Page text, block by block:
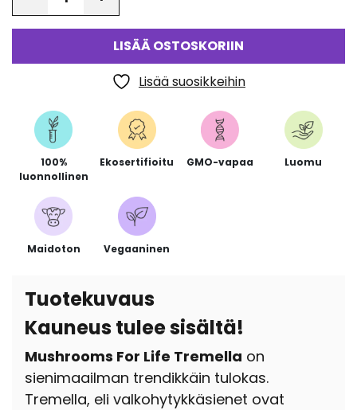
LISÄÄ OSTOSKORIIN
Lisää suosikkeihin
100%
luonnollinen
Ekosertifioitu GMO-vapaa Luomu
Maidoton Vegaaninen
Tuotekuvaus
Kauneus tulee sisältä!
Mushrooms For Life Tremella on
sienimaailman trendikkäin tulokas.
Tremella, eli valkohytykkäsienet ovat